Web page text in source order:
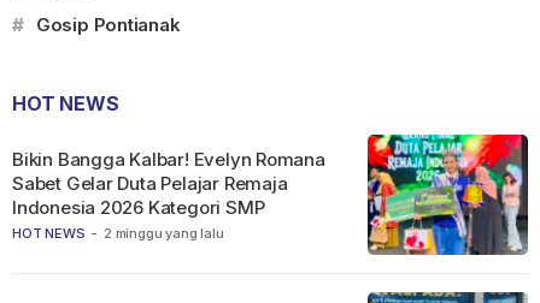
# Gosip Pontianak
HOT NEWS
HOT NEWS - 2 minggu yang lalu
Bikin Bangga Kalbar! Evelyn Romana
Sabet Gelar Duta Pelajar Remaja
Indonesia 2026 Kategori SMP